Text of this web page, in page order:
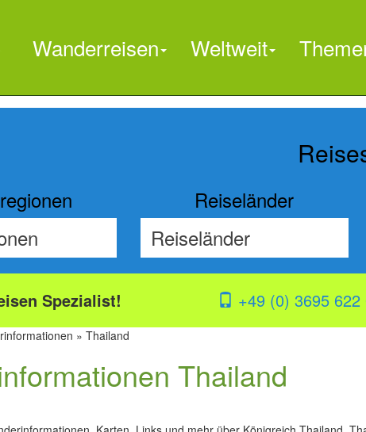
Wanderreisen Weltweit
Reiseländer
Spezialist! +49 (0) 3695 622
» Thailand
Thailand